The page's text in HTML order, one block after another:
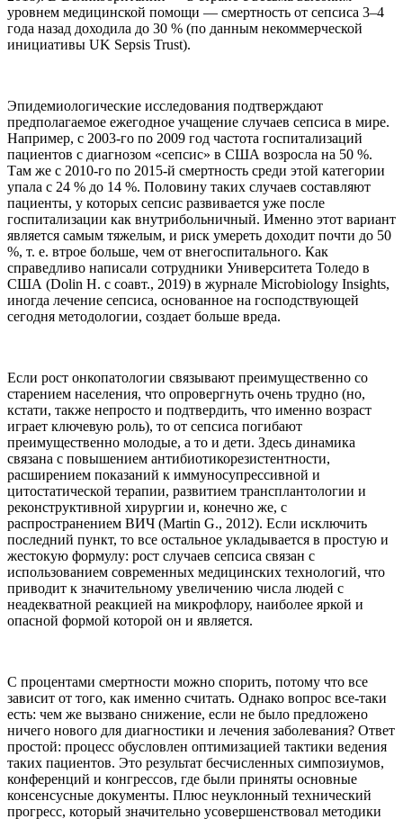
уровнем медицинской помощи — смертность от сепсиса 3–4
года назад доходила до 30 % (по данным некоммерческой
инициативы UK Sepsis Trust).
Эпидемиологические исследования подтверждают
предполагаемое ежегодное учащение случаев сепсиса в мире.
Например, с 2003-го по 2009 год частота госпитализаций
пациентов с диагнозом «сепсис» в США возросла на 50 %.
Там же с 2010-го по 2015-й смертность среди этой категории
упала с 24 % до 14 %. Половину таких случаев составляют
пациенты, у которых сепсис развивается уже после
госпитализации как внутрибольничный. Именно этот вариант
является самым тяжелым, и риск умереть доходит почти до 50
%, т. е. втрое больше, чем от внегоспитального. Как
справедливо написали сотрудники Университета Толедо в
США (Dolin H. с соавт., 2019) в журнале Microbiology Insights,
иногда лечение сепсиса, основанное на господствующей
сегодня методологии, создает больше вреда.
Если рост онкопатологии связывают преимущественно со
старением населения, что опровергнуть очень трудно (но,
кстати, также непросто и подтвердить, что именно возраст
играет ключевую роль), то от сепсиса погибают
преимущественно молодые, а то и дети. Здесь динамика
связана с повышением антибиотикорезистентности,
расширением показаний к иммуносупрессивной и
цитостатической терапии, развитием трансплантологии и
реконструктивной хирургии и, конечно же, с
распространением ВИЧ (Martin G., 2012). Если исключить
последний пункт, то все остальное укладывается в простую и
жестокую формулу: рост случаев сепсиса связан с
использованием современных медицинских технологий, что
приводит к значительному увеличению числа людей с
неадекватной реакцией на микрофлору, наиболее яркой и
опасной формой которой он и является.
С процентами смертности можно спорить, потому что все
зависит от того, как именно считать. Однако вопрос все-таки
есть: чем же вызвано снижение, если не было предложено
ничего нового для диагностики и лечения заболевания? Ответ
простой: процесс обусловлен оптимизацией тактики ведения
таких пациентов. Это результат бесчисленных симпозиумов,
конференций и конгрессов, где были приняты основные
консенсусные документы. Плюс неуклонный технический
прогресс, который значительно усовершенствовал методики